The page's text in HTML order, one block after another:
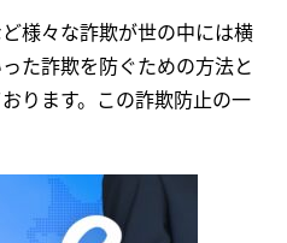
様々な詐欺が世の中には横
た詐欺を防ぐための方法と
ります。この詐欺防止の一